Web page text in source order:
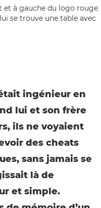
ingénieur en
lui et son frère
ils ne voyaient
des cheats
sans jamais se
là de
et simple.